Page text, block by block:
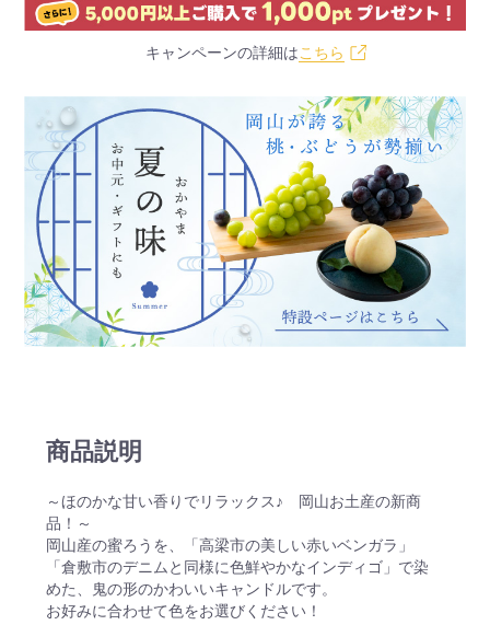
キャンペーンの詳細はこちら
商品説明
～ほのかな甘い香りでリラックス♪ 岡山お土産の新商
品！～
岡山産の蜜ろうを、「高梁市の美しい赤いベンガラ」
「倉敷市のデニムと同様に色鮮やかなインディゴ」で染
めた、鬼の形のかわいいキャンドルです。
お好みに合わせて色をお選びください！